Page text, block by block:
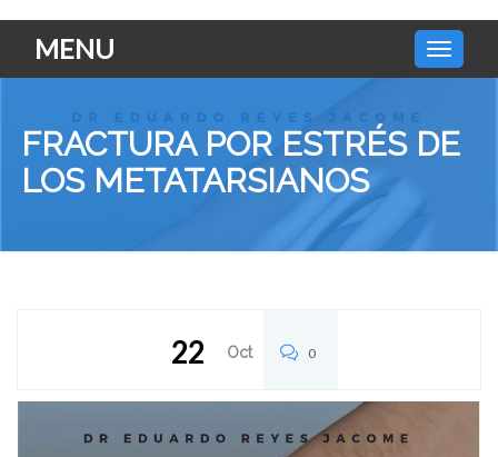
MENU
FRACTURA POR ESTRÉS DE
LOS METATARSIANOS
22 Oct 0